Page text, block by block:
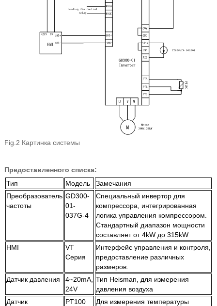
Fig.2 Картинка системы
Предоставленного списка:
Тип
Модель
Замечания
Преобразователь
частоты
GD300-
01-
037G-4
Специальный инвертор для
компрессора, интегрированная
логика управления компрессором.
Стандартный диапазон мощности
составляет от 4kW до 315kW
HMI
VT
Серия
Интерфейс управления и контроля,
предоставление различных
размеров.
Датчик давления
4~20mA,
24V
Тип Heisman, для измерения
давления воздуха
Датчик
PT100 Для измерения температуры